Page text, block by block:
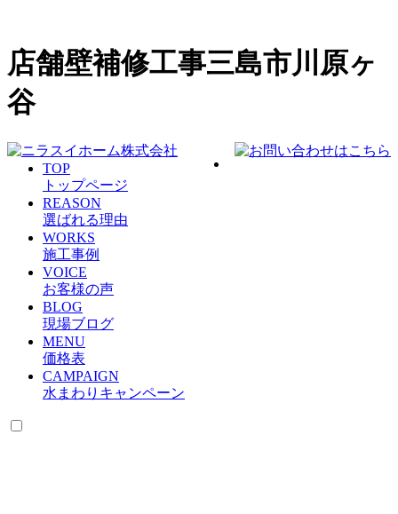
店舗壁補修工事三島市川原ヶ
谷
TOP
トップページ
REASON
選ばれる理由
WORKS
施工事例
VOICE
お客様の声
BLOG
現場ブログ
MENU
価格表
CAMPAIGN
水まわりキャンペーン